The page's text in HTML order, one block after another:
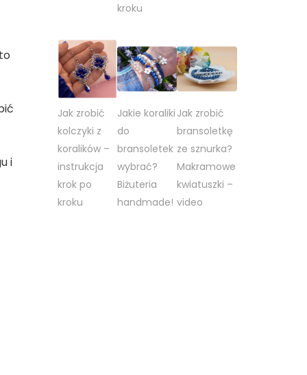
i
kroku
Jak zrobić
kolczyki z
koralików –
instrukcja
krok po
kroku
Jakie koraliki
do
bransoletek
wybrać?
Biżuteria
handmade!
Jak zrobić
bransoletkę
ze sznurka?
Makramowe
kwiatuszki –
video